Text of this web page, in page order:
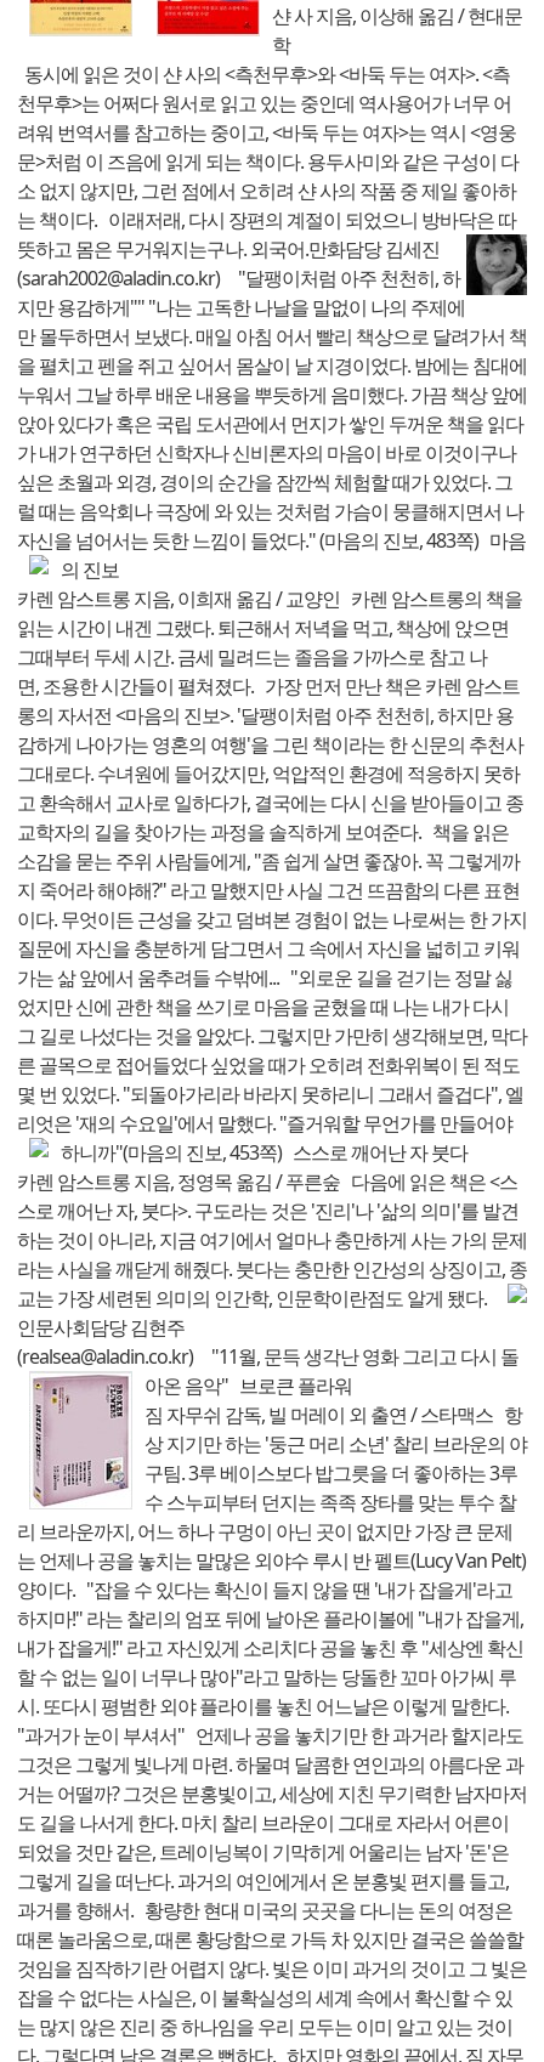
샨 사 지음, 이상해 옮김 / 현대문
학
동시에 읽은 것이 샨 사의 <측천무후>와 <바둑 두는 여자>. <측
천무후>는 어쩌다 원서로 읽고 있는 중인데 역사용어가 너무 어
려워 번역서를 참고하는 중이고, <바둑 두는 여자>는 역시 <영웅
문>처럼 이 즈음에 읽게 되는 책이다. 용두사미와 같은 구성이 다
소 없지 않지만, 그런 점에서 오히려 샨 사의 작품 중 제일 좋아하
는 책이다. 이래저래, 다시 장편의 계절이 되었으니 방바닥은 따
뜻하고 몸은 무거워지는구나.외국어.만화담당 김세진
(sarah2002@aladin.co.kr) "달팽이처럼 아주 천천히, 하
지만 용감하게"" "나는 고독한 나날을 말없이 나의 주제에
만 몰두하면서 보냈다. 매일 아침 어서 빨리 책상으로 달려가서 책
을 펼치고 펜을 쥐고 싶어서 몸살이 날 지경이었다. 밤에는 침대에
누워서 그날 하루 배운 내용을 뿌듯하게 음미했다. 가끔 책상 앞에
앉아 있다가 혹은 국립 도서관에서 먼지가 쌓인 두꺼운 책을 읽다
가 내가 연구하던 신학자나 신비론자의 마음이 바로 이것이구나
싶은 초월과 외경, 경이의 순간을 잠깐씩 체험할 때가 있었다. 그
럴 때는 음악회나 극장에 와 있는 것처럼 가슴이 뭉클해지면서 나
자신을 넘어서는 듯한 느낌이 들었다." (마음의 진보, 483쪽) 마음
의 진보
카렌 암스트롱 지음, 이희재 옮김 / 교양인 카렌 암스트롱의 책을
읽는 시간이 내겐 그랬다. 퇴근해서 저녁을 먹고, 책상에 앉으면
그때부터 두세 시간. 금세 밀려드는 졸음을 가까스로 참고 나
면, 조용한 시간들이 펼쳐졌다. 가장 먼저 만난 책은 카렌 암스트
롱의 자서전 <마음의 진보>. '달팽이처럼 아주 천천히, 하지만 용
감하게 나아가는 영혼의 여행'을 그린 책이라는 한 신문의 추천사
그대로다. 수녀원에 들어갔지만, 억압적인 환경에 적응하지 못하
고 환속해서 교사로 일하다가, 결국에는 다시 신을 받아들이고 종
교학자의 길을 찾아가는 과정을 솔직하게 보여준다. 책을 읽은
소감을 묻는 주위 사람들에게, "좀 쉽게 살면 좋잖아. 꼭 그렇게까
지 죽어라 해야해?" 라고 말했지만 사실 그건 뜨끔함의 다른 표현
이다. 무엇이든 근성을 갖고 덤벼본 경험이 없는 나로써는 한 가지
질문에 자신을 충분하게 담그면서 그 속에서 자신을 넓히고 키워
가는 삶 앞에서 움추려들 수밖에... "외로운 길을 걷기는 정말 싫
었지만 신에 관한 책을 쓰기로 마음을 굳혔을 때 나는 내가 다시
그 길로 나섰다는 것을 알았다. 그렇지만 가만히 생각해보면, 막다
른 골목으로 접어들었다 싶었을 때가 오히려 전화위복이 된 적도
몇 번 있었다. "되돌아가리라 바라지 못하리니 그래서 즐겁다", 엘
리엇은 '재의 수요일'에서 말했다. "즐거워할 무언가를 만들어야
하니까"(마음의 진보, 453쪽) 스스로 깨어난 자 붓다
카렌 암스트롱 지음, 정영목 옮김 / 푸른숲 다음에 읽은 책은 <스
스로 깨어난 자, 붓다>. 구도라는 것은 '진리'나 '삶의 의미'를 발견
하는 것이 아니라, 지금 여기에서 얼마나 충만하게 사는 가의 문제
라는 사실을 깨닫게 해줬다. 붓다는 충만한 인간성의 상징이고, 종
교는 가장 세련된 의미의 인간학, 인문학이란점도 알게 됐다.
인문사회담당 김현주
(realsea@aladin.co.kr) "11월, 문득 생각난 영화 그리고 다시 돌
아온 음악" 브로큰 플라워
짐 자무쉬 감독, 빌 머레이 외 출연 / 스타맥스 항
상 지기만 하는 '둥근 머리 소년' 찰리 브라운의 야
구팀. 3루 베이스보다 밥그릇을 더 좋아하는 3루
수 스누피부터 던지는 족족 장타를 맞는 투수 찰
리 브라운까지, 어느 하나 구멍이 아닌 곳이 없지만 가장 큰 문제
는 언제나 공을 놓치는 말많은 외야수 루시 반 펠트(Lucy Van Pelt)
양이다. "잡을 수 있다는 확신이 들지 않을 땐 '내가 잡을게'라고
하지마!" 라는 찰리의 엄포 뒤에 날아온 플라이볼에 "내가 잡을게,
내가 잡을게!" 라고 자신있게 소리치다 공을 놓친 후 "세상엔 확신
할 수 없는 일이 너무나 많아"라고 말하는 당돌한 꼬마 아가씨 루
시. 또다시 평범한 외야 플라이를 놓친 어느날은 이렇게 말한다.
"과거가 눈이 부셔서" 언제나 공을 놓치기만 한 과거라 할지라도
그것은 그렇게 빛나게 마련. 하물며 달콤한 연인과의 아름다운 과
거는 어떨까? 그것은 분홍빛이고, 세상에 지친 무기력한 남자마저
도 길을 나서게 한다. 마치 찰리 브라운이 그대로 자라서 어른이
되었을 것만 같은, 트레이닝복이 기막히게 어울리는 남자 '돈'은
그렇게 길을 떠난다. 과거의 여인에게서 온 분홍빛 편지를 들고,
과거를 향해서. 황량한 현대 미국의 곳곳을 다니는 돈의 여정은
때론 놀라움으로, 때론 황당함으로 가득 차 있지만 결국은 쓸쓸할
것임을 짐작하기란 어렵지 않다. 빛은 이미 과거의 것이고 그 빛은
잡을 수 없다는 사실은, 이 불확실성의 세계 속에서 확신할 수 있
는 많지 않은 진리 중 하나임을 우리 모두는 이미 알고 있는 것이
다. 그렇다면 남은 결론은 뻔하다. 하지만 영화의 끝에서, 짐 자무